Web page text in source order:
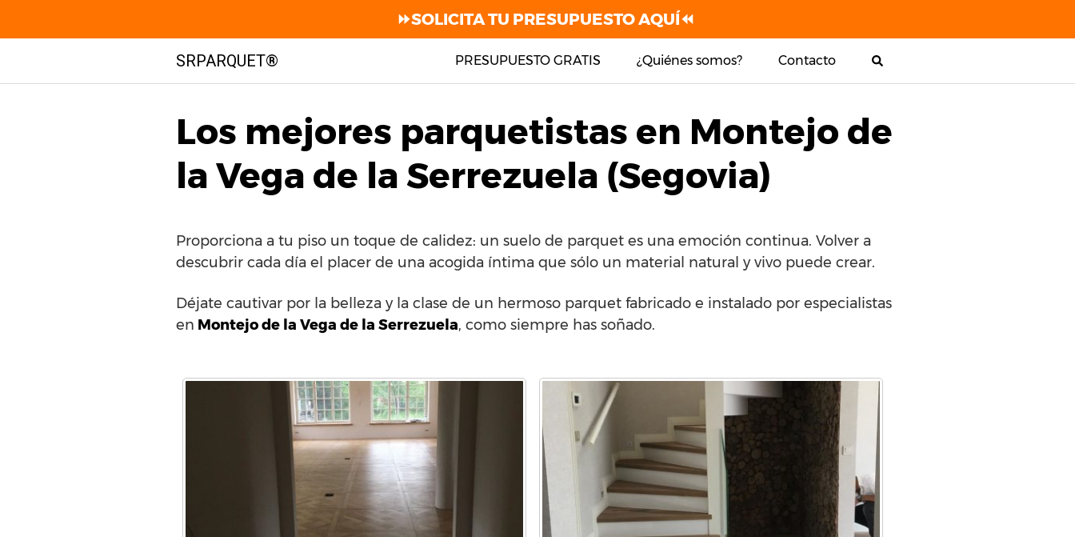
contenido
SRPARQUET® PRESUPUESTO GRATIS ¿Quiénes somos? Contacto
Los mejores parquetistas en Montejo de
la Vega de la Serrezuela (Segovia)
Proporciona a tu piso un toque de calidez: un suelo de parquet es una emoción continua. Volver a
descubrir cada día el placer de una acogida íntima que sólo un material natural y vivo puede crear.
Déjate cautivar por la belleza y la clase de un hermoso parquet fabricado e instalado por especialistas
en Montejo de la Vega de la Serrezuela, como siempre has soñado.
⏩SOLICITA TU PRESUPUESTO AQUÍ⏪